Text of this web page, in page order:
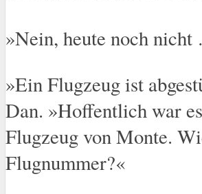
»Nein, heute noch
»Ein Flugzeug ist
Dan. »Hoffentlich war
Flugzeug von Monte.
Flugnummer?«